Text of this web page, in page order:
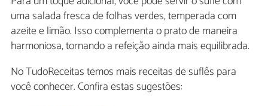
uma salada fresca de folhas verdes, temperada com
azeite e limão. Isso complementa o prato de maneira
harmoniosa, tornando a refeição ainda mais equilibrada.
No TudoReceitas temos mais receitas de suflês para
você conhecer. Confira estas sugestões: